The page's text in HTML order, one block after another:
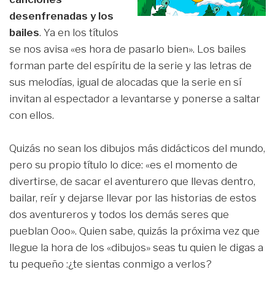
desenfrenadas y los
bailes. Ya en los títulos
se nos avisa «es hora de pasarlo bien». Los bailes
forman parte del espíritu de la serie y las letras de
sus melodías, igual de alocadas que la serie en sí
invitan al espectador a levantarse y ponerse a saltar
con ellos.
Quizás no sean los dibujos más didácticos del mundo,
pero su propio título lo dice: «es el momento de
divertirse, de sacar el aventurero que llevas dentro,
bailar, reír y dejarse llevar por las historias de estos
dos aventureros y todos los demás seres que
pueblan Ooo». Quien sabe, quizás la próxima vez que
llegue la hora de los «dibujos» seas tu quien le digas a
tu pequeño :¿te sientas conmigo a verlos?